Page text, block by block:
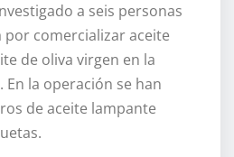
a seis personas
por comercializar aceite
de oliva virgen en la
En la operación se han
de aceite lampante